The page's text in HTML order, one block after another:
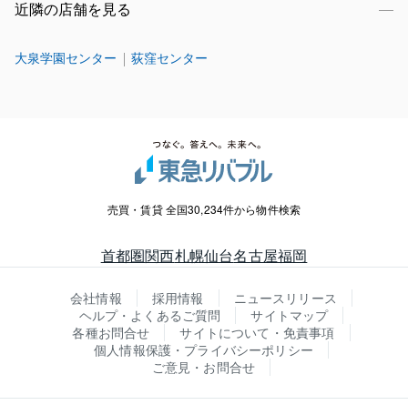
近隣の店舗を見る
大泉学園センター 荻窪センター
売買・賃貸 全国30,234件から物件検索
首都圏関西札幌仙台名古屋福岡
会社情報 採用情報
ニュースリリース
ヘルプ・よくあるご質問
サイトマップ
各種お問合せ
サイトについて・免責事項
個人情報保護・プライバシーポリシー
ご意見・お問合せ